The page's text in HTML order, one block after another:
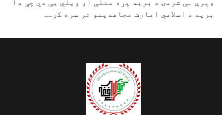
‌‌‌‌‌‌ډېرې بې شرمۍ د برید پړه منلې او ویلي یې دي چې دا
برید د اسلامي امارت مجاهدینو تر سره کړ....